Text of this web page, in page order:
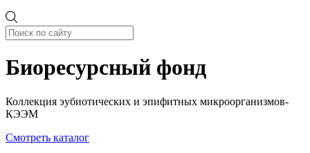
Биоресурсный фонд
Коллекция эубиотических и эпифитных микроорганизмов-
КЭЭМ
Смотреть каталог